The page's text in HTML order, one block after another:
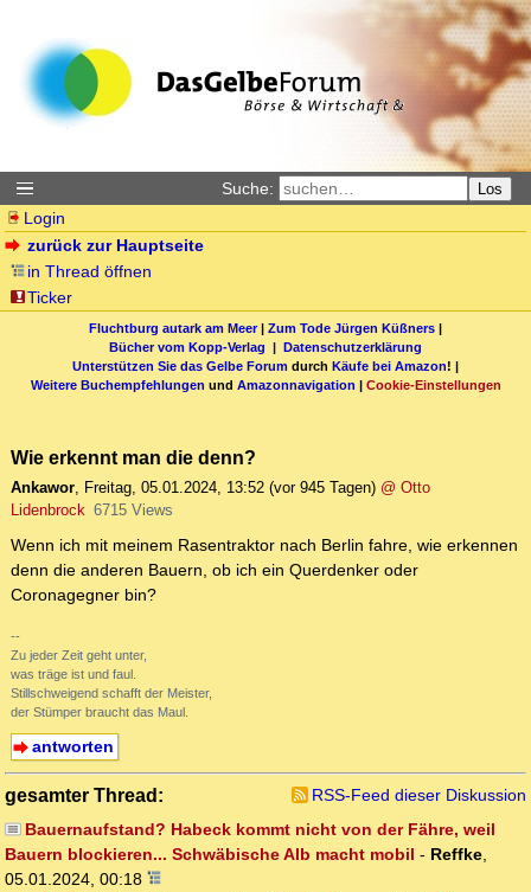
Suche: Los
Login
zurück zur Hauptseite
in Thread öffnen
Ticker
Fluchtburg autark am Meer| Zum Tode Jürgen Küßners |
Bücher vom Kopp-Verlag | Datenschutzerklärung
Unterstützen Sie das Gelbe Forum durch Käufe bei Amazon! |
Weitere Buchempfehlungen und Amazonnavigation | Cookie-Einstellungen
Wie erkennt man die denn?
Ankawor, Freitag, 05.01.2024, 13:52 (vor 945 Tagen) @ Otto
Lidenbrock 6715 Views
Wenn ich mit meinem Rasentraktor nach Berlin fahre, wie erkennen
denn die anderen Bauern, ob ich ein Querdenker oder
Coronagegner bin?
--
Zu jeder Zeit geht unter,
was träge ist und faul.
Stillschweigend schafft der Meister,
der Stümper braucht das Maul.
antworten
gesamter Thread:
RSS-Feed dieser Diskussion
Bauernaufstand? Habeck kommt nicht von der Fähre, weil
Bauern blockieren... Schwäbische Alb macht mobil - Reffke,
05.01.2024, 00:18